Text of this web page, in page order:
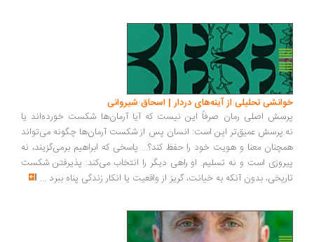
تحلیلی از آینه‌های دردار | اسحاق شیروانی
اصلی رمان صرفاً این نیست که آیا آرمان‌ها شکست خورده‌اند یا
عمیق‌تر این است: انسان پس از شکست آرمان‌ها چگونه می‌تواند
معنا و هویت خود را حفظ کند؟... پاسخی که ابراهیم برمی‌گزیند، نه
است و نه تسلیم. او راهی دیگر را انتخاب می‌کند: پذیرفتن شکست
بدون آنکه به خیانت، گریز از واقعیت یا انکار زندگی پناه ببرد...